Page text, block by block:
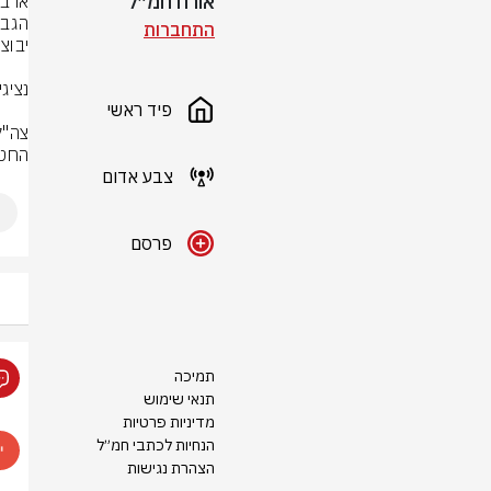
התחברות
פיד ראשי
צבע אדום
פרסם
תמיכה
תנאי שימוש
מדיניות פרטיות
הנחיות לכתבי חמ״ל
הצהרת נגישות